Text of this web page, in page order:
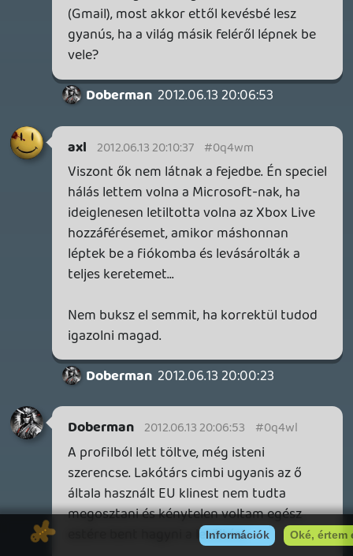
Elviekben nem kéne, hogy legyen régiózár,
hisz innen euorópából is fel lehet menni
amerikai és ázsiai szerverekre.
Én arra gondolnék inkább, hogy a
blizzardnál figyelhetik mikor és honnan
lépsz be, simán gondolhatták account
lopásnak a helyzetet.
Szerintem írj a supportnak, wow-os
supportjuk a legkisebb szarságokkal is
foglalkozik, nem hinném, hogy ez egy
megoldhatatlan dolog lenne.
Az meg, hogy nem volt sokáig az
országban a játékból az nem a blizzard
hibája, hanem a töketlen magyar
forgalmazóé, ha nem rendelnek eleget,
akkor persze, hogy nincs....
Necroman Mk2
QUAKE CHAMPIONS
Necroman Mk2
WRATH OF THE GODS FREEPLAY
p34c3
REACH TESZT